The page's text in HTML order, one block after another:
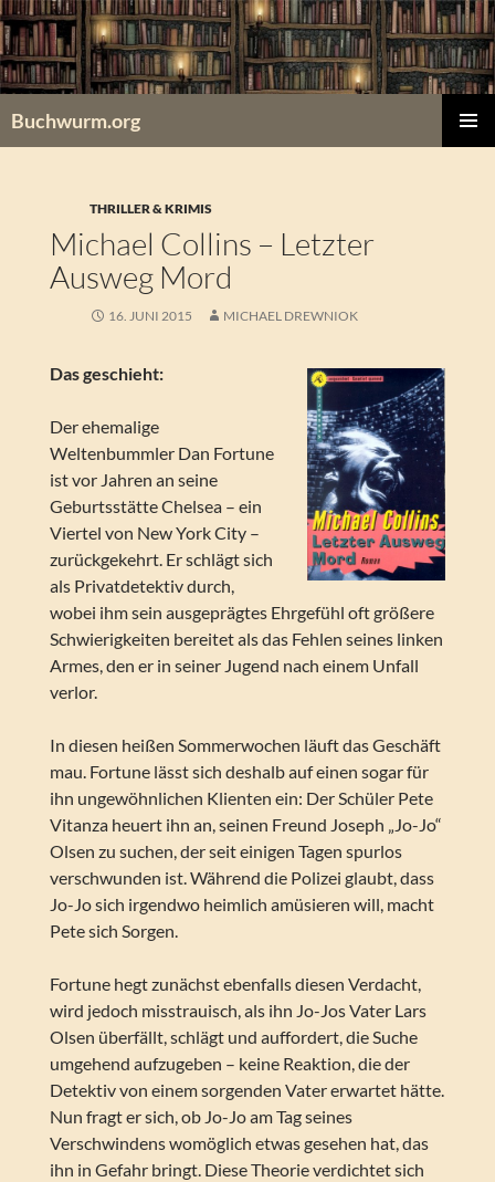
Zum
Inhalt
springen
Buchwurm.org
THRILLER & KRIMIS
Michael Collins – Letzter
Ausweg Mord
16. JUNI 2015 MICHAEL DREWNIOK
Das geschieht:
Der ehemalige
Weltenbummler Dan Fortune
ist vor Jahren an seine
Geburtsstätte Chelsea – ein
Viertel von New York City –
zurückgekehrt. Er schlägt sich
als Privatdetektiv durch,
wobei ihm sein ausgeprägtes Ehrgefühl oft größere
Schwierigkeiten bereitet als das Fehlen seines linken
Armes, den er in seiner Jugend nach einem Unfall
verlor.
In diesen heißen Sommerwochen läuft das Geschäft
mau. Fortune lässt sich deshalb auf einen sogar für
ihn ungewöhnlichen Klienten ein: Der Schüler Pete
Vitanza heuert ihn an, seinen Freund Joseph „Jo-Jo“
Olsen zu suchen, der seit einigen Tagen spurlos
verschwunden ist. Während die Polizei glaubt, dass
Jo-Jo sich irgendwo heimlich amüsieren will, macht
Pete sich Sorgen.
Fortune hegt zunächst ebenfalls diesen Verdacht,
wird jedoch misstrauisch, als ihn Jo-Jos Vater Lars
Olsen überfällt, schlägt und auffordert, die Suche
umgehend aufzugeben – keine Reaktion, die der
Detektiv von einem sorgenden Vater erwartet hätte.
Nun fragt er sich, ob Jo-Jo am Tag seines
Verschwindens womöglich etwas gesehen hat, das
ihn in Gefahr bringt. Diese Theorie verdichtet sich